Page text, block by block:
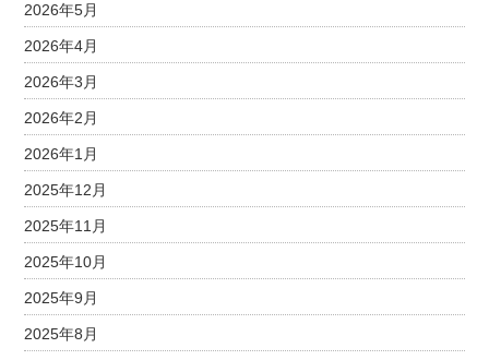
2026年5月
2026年4月
2026年3月
2026年2月
2026年1月
2025年12月
2025年11月
2025年10月
2025年9月
2025年8月